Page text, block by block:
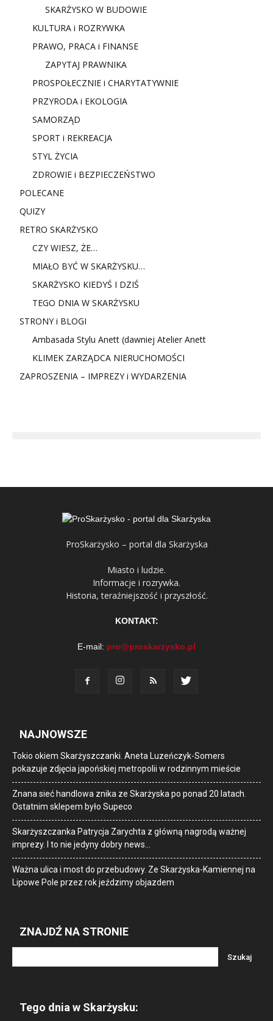
SKARŻYSKO W BUDOWIE
KULTURA i ROZRYWKA
PRAWO, PRACA i FINANSE
ZAPYTAJ PRAWNIKA
PROSPOŁECZNIE i CHARYTATYWNIE
PRZYRODA i EKOLOGIA
SAMORZĄD
SPORT i REKREACJA
STYL ŻYCIA
ZDROWIE i BEZPIECZEŃSTWO
POLECANE
QUIZY
RETRO SKARŻYSKO
CZY WIESZ, ŻE…
MIAŁO BYĆ W SKARŻYSKU…
SKARŻYSKO KIEDYŚ I DZIŚ
TEGO DNIA W SKARŻYSKU
STRONY i BLOGI
Ambasada Stylu Anett (dawniej Atelier Anett
KLIMEK ZARZĄDCA NIERUCHOMOŚCI
ZAPROSZENIA – IMPREZY i WYDARZENIA
ProSkarżysko – portal dla Skarżyska
Miasto i ludzie.
Informacje i rozrywka.
Historia, teraźniejszość i przyszłość.
KONTAKT:
E-mail: pro@proskarzysko.pl
NAJNOWSZE
Tokio okiem Skarżyszczanki. Aneta Luzeńczyk-Somers
pokazuje zdjęcia japońskiej metropolii w rodzinnym mieście
Znana sieć handlowa znika ze Skarżyska po ponad 20 latach.
Ostatnim sklepem było Supeco
Skarżyszczanka Patrycja Zarychta z główną nagrodą ważnej
imprezy. I to nie jedyny dobry news…
Ważna ulica i most do przebudowy. Ze Skarżyska-Kamiennej na
Lipowe Pole przez rok jeździmy objazdem
ZNAJDŹ NA STRONIE
Tego dnia w Skarżysku: